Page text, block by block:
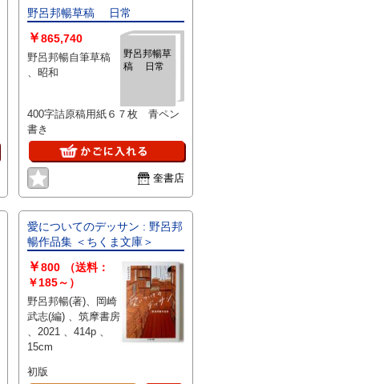
野呂邦暢草稿 日常
野呂邦暢草
稿 日常
￥865,740
野呂邦暢自筆草稿
、昭和
400字詰原稿用紙６７枚 青ペン
書き
奎書店
愛についてのデッサン : 野呂邦
暢作品集 ＜ちくま文庫＞
￥800
（送料：
￥185～）
野呂邦暢(著)、岡崎
武志(編) 、筑摩書房
、2021 、414p 、
15cm
初版